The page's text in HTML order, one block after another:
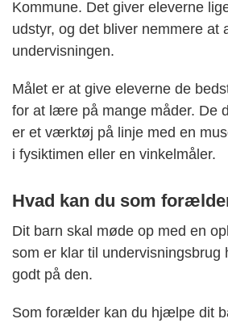
Kommune. Det giver eleverne
udstyr, og det bliver nemmere at
undervisningen.
Målet er at give eleverne de
for at lære på mange måder. De
er et værktøj på linje med en
i fysiktimen eller en vinkelmåler.
Hvad kan du som
Dit barn skal møde op med en
som er klar til undervisningsbrug
godt på den.
Som forælder kan du hjælpe dit